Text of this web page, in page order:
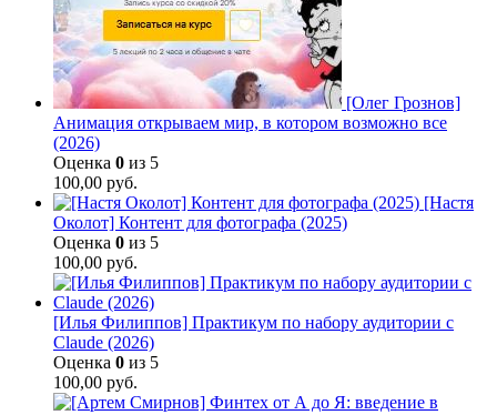
[Олег Грознов]
Анимация открываем мир, в котором возможно все
(2026)
Оценка 0 из 5
100,00 руб.
[Настя
Околот] Контент для фотографа (2025)
Оценка 0 из 5
100,00 руб.
[Илья Филиппов] Практикум по набору аудитории с
Claude (2026)
Оценка 0 из 5
100,00 руб.